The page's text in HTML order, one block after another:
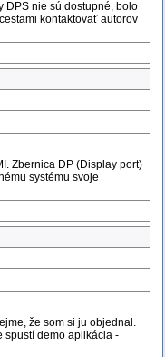
DPS nie sú dostupné, bolo
kontaktovať autorov
Zbernica DP (Display port)
systému svoje
že som si ju objednal.
spustí demo aplikácia -